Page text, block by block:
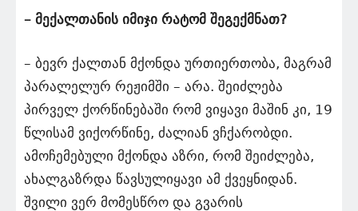
– მექალთანის იმიჯი რატომ შეგექმნათ?
– ბევრ ქალთან მქონდა ურთიერთობა, მაგრამ
პარალელურ რეჟიმში – არა. შეიძლება
პირველ ქორწინებაში რომ ვიყავი მაშინ კი, 19
წლისამ ვიქორწინე, ძალიან ვჩქარობდი.
ამოჩემებული მქონდა აზრი, რომ შეიძლება,
ახალგაზრდა წავსულიყავი ამ ქვეყნიდან.
შვილი ვერ მომესწრო და გვარის